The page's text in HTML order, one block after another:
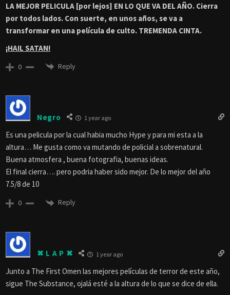
LA MEJOR PELICULA [por lejos] EN LO QUE VA DEL AÑO. Cierra
por todos lados. Con suerte, en unos años, se va a
transformar en una película de culto. TREMENDA CINTA.
¡HAIL SATAN!
0 Reply
Negro 1 year ago
Es una pelicula por la cual habia mucho Hype y para mi esta a la
altura… Me gusta como va mutando de policial a sobrenatural.
Buena atmosfera , buena fotografia, buenas ideas.
El final cierra…. pero podria haber sido mejor. De lo mejor del año
7.5/8 de 10
0 Reply
✖︎ L A P ✖︎ 1 year ago
Junto a The First Omen las mejores películas de terror de este año,
sigue The Substance, ojalá esté a la altura de lo que se dice de ella.